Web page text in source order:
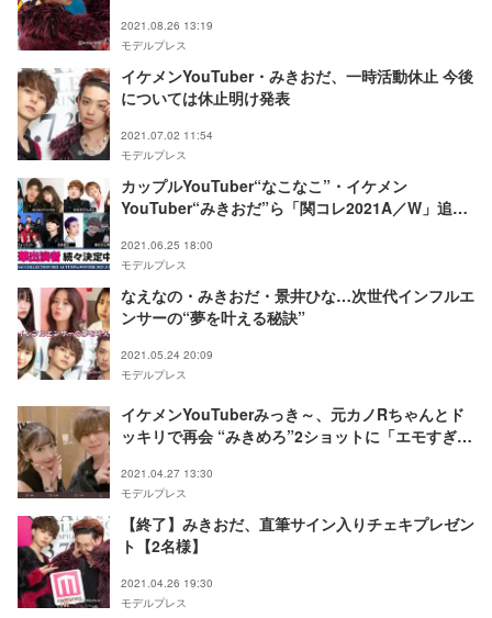
2021.08.26 13:19
モデルプレス
イケメンYouTuber・みきおだ、一時活動休止 今後
については休止明け発表
2021.07.02 11:54
モデルプレス
カップルYouTuber“なこなこ”・イケメン
YouTuber“みきおだ”ら「関コレ2021A／W」追加
2021.06.25 18:00
モデルプレス
なえなの・みきおだ・景井ひな…次世代インフルエ
ンサーの“夢を叶える秘訣”
2021.05.24 20:09
モデルプレス
イケメンYouTuberみっき～、元カノRちゃんとド
ッキリで再会 “みきめろ”2ショットに「エモすぎ
2021.04.27 13:30
モデルプレス
【終了】みきおだ、直筆サイン入りチェキプレゼン
ト【2名様】
2021.04.26 19:30
モデルプレス